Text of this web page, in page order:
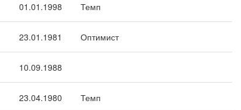
01.01.1998 Темп
23.01.1981 Оптимист
10.09.1988
23.04.1980 Темп